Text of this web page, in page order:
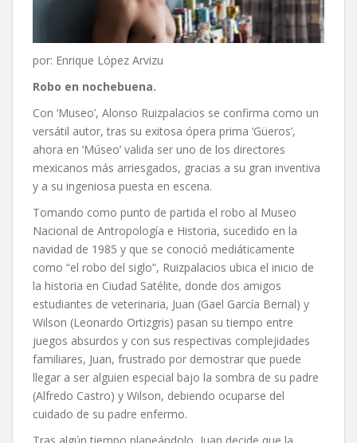
por: Enrique López Arvizu
Robo en nochebuena.
Con ‘Museo’, Alonso Ruizpalacios se confirma como un
versátil autor, tras su exitosa ópera prima ‘Güeros’,
ahora en ‘Múseo’ valida ser uno de los directores
mexicanos más arriesgados, gracias a su gran inventiva
y a su ingeniosa puesta en escena.
Tomando como punto de partida el robo al Museo
Nacional de Antropología e Historia, sucedido en la
navidad de 1985 y que se conoció mediáticamente
como “el robo del siglo”, Ruizpalacios ubica el inicio de
la historia en Ciudad Satélite, donde dos amigos
estudiantes de veterinaria, Juan (Gael García Bernal) y
Wilson (Leonardo Ortizgris) pasan su tiempo entre
juegos absurdos y con sus respectivas complejidades
familiares, Juan, frustrado por demostrar que puede
llegar a ser alguien especial bajo la sombra de su padre
(Alfredo Castro) y Wilson, debiendo ocuparse del
cuidado de su padre enfermo.